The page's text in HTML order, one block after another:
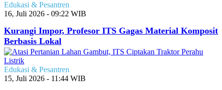
Edukasi & Pesantren
16, Juli 2026 - 09:22 WIB
Kurangi Impor, Profesor ITS Gagas Material Komposit
Berbasis Lokal
Edukasi & Pesantren
15, Juli 2026 - 11:44 WIB